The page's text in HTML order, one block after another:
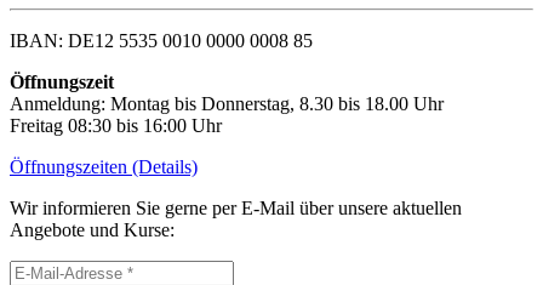
IBAN: DE12 5535 0010 0000 0008 85
Öffnungszeit
Anmeldung: Montag bis Donnerstag, 8.30 bis 18.00 Uhr
Freitag 08:30 bis 16:00 Uhr
Öffnungszeiten (Details)
Wir informieren Sie gerne per E-Mail über unsere aktuellen
Angebote und Kurse: